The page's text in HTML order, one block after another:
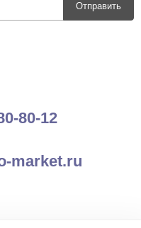
Отправить
80-12
market.ru